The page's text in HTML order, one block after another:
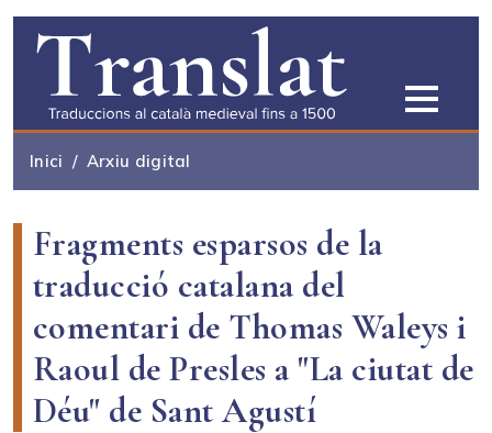
Vés al contingut
Inici Arxiu digital
Fragments esparsos de la
traducció catalana del
comentari de Thomas Waleys i
Raoul de Presles a "La ciutat de
Déu" de Sant Agustí